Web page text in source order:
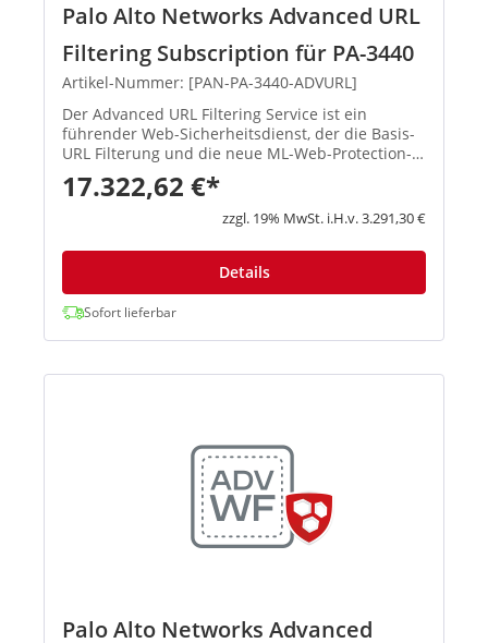
Palo Alto Networks Advanced URL
Filtering Subscription für PA-3440
Artikel-Nummer: [PAN-PA-3440-ADVURL]
Der Advanced URL Filtering Service ist ein
führender Web-Sicherheitsdienst, der die Basis-
URL Filterung und die neue ML-Web-Protection-
Engine vereint, die in der Cloud bereitgestellt
wird. Absicherung des Internets in Echtzeit Da
17.322,62 €*
zzgl. 19% MwSt. i.H.v. 3.291,30 €
Details
Sofort lieferbar
Palo Alto Networks Advanced